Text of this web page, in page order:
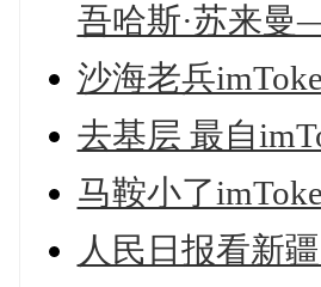
吾哈斯·苏来
沙海老兵
去基层 最自
马鞍小了
人民日报看新